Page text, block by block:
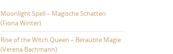
Moonlight Spell – Magische Schatten
(Fiona Winter)
Rise of the Witch Queen – Beraubte Magie
(Verena Bachmann)